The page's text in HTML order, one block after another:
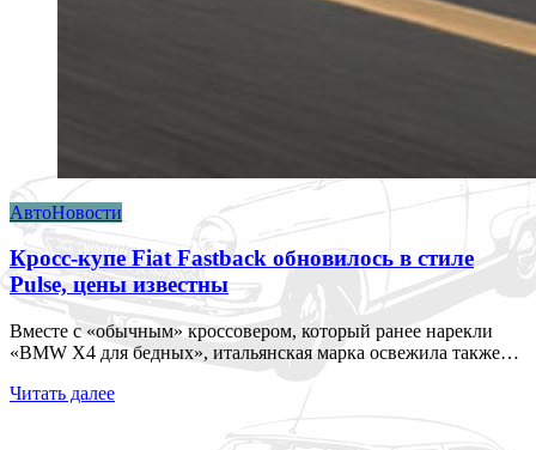
АвтоНовости
Кросс-купе Fiat Fastback обновилось в стиле
Pulse, цены известны
Вместе с «обычным» кроссовером, который ранее нарекли
«BMW X4 для бедных», итальянская марка освежила также…
Читать далее